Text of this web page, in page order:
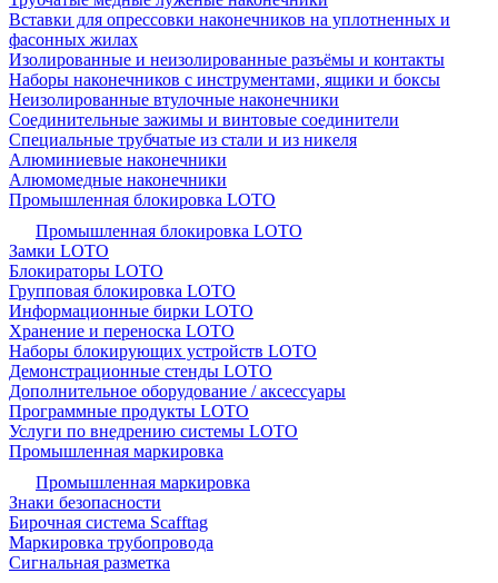
Вставки для опрессовки наконечников на уплотненных и
фасонных жилах
Изолированные и неизолированные разъёмы и контакты
Наборы наконечников с инструментами, ящики и боксы
Неизолированные втулочные наконечники
Соединительные зажимы и винтовые соединители
Специальные трубчатые из стали и из никеля
Алюминиевые наконечники
Алюмомедные наконечники
Промышленная блокировка LOTO
Промышленная блокировка LOTO
Замки LOTO
Блокираторы LOTO
Групповая блокировка LOTO
Информационные бирки LOTO
Хранение и переноска LOTO
Наборы блокирующих устройств LOTO
Демонстрационные стенды LOTO
Дополнительное оборудование / аксессуары
Программные продукты LOTO
Услуги по внедрению системы LOTO
Промышленная маркировка
Промышленная маркировка
Знаки безопасности
Бирочная система Scafftag
Маркировка трубопровода
Сигнальная разметка